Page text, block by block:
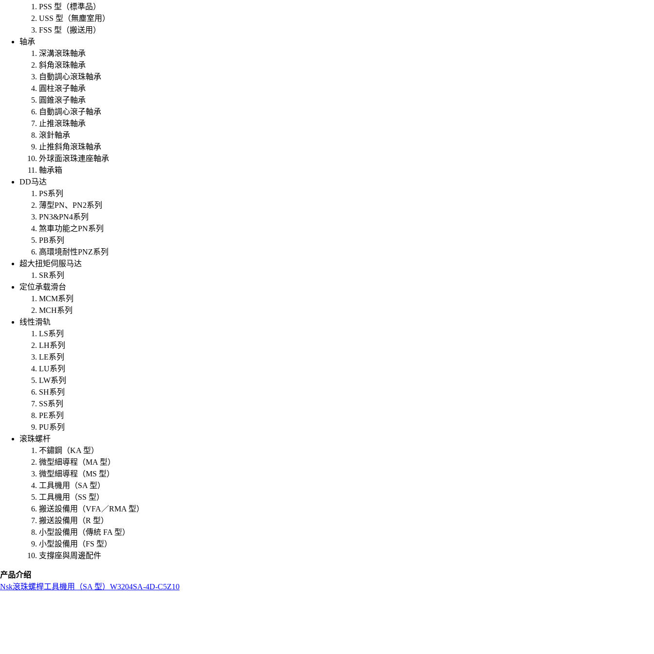
PSS 型（標準品）
USS 型（無塵室用）
FSS 型（搬送用）
轴承
深溝滾珠軸承
斜角滾珠軸承
自動調心滾珠軸承
圓柱滾子軸承
圓錐滾子軸承
自動調心滾子軸承
止推滾珠軸承
滾針軸承
止推斜角滾珠軸承
外球面滾珠連座軸承
軸承箱
DD马达
PS系列
薄型PN、PN2系列
PN3&PN4系列
煞車功能之PN系列
PB系列
高環境耐性PNZ系列
超大扭矩伺服马达
SR系列
定位承载滑台
MCM系列
MCH系列
线性滑轨
LS系列
LH系列
LE系列
LU系列
LW系列
SH系列
SS系列
PE系列
PU系列
滚珠螺杆
不鏽鋼（KA 型）
微型細導程（MA 型）
微型細導程（MS 型）
工具機用（SA 型）
工具機用（SS 型）
搬送設備用（VFA／RMA 型）
搬送設備用（R 型）
小型設備用（傳統 FA 型）
小型設備用（FS 型）
支撐座與周邊配件
产品介绍
Nsk滾珠螺桿工具機用（SA 型） W3204SA-4D-C5Z10